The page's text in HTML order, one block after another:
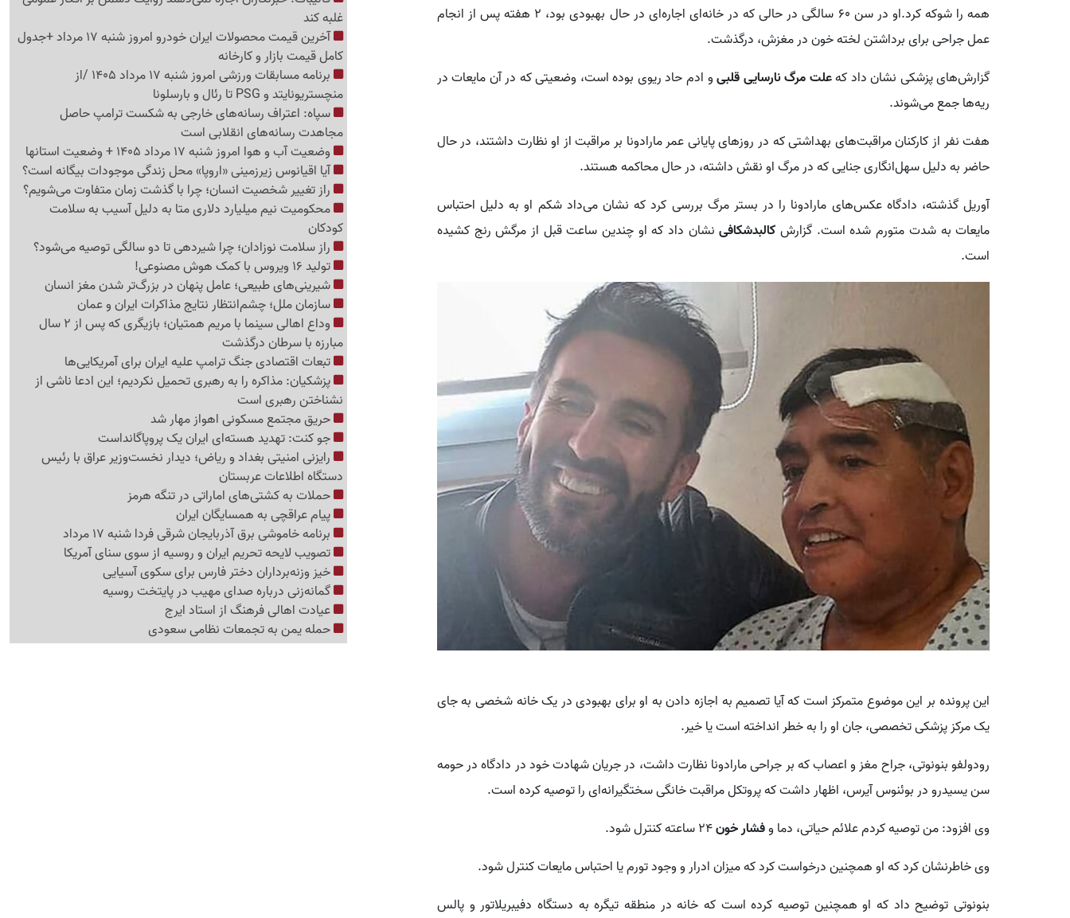
همه را شوکه‌ کرد.او در سن ۶۰ سالگی در حالی که در خانه‌ای اجاره‌ای در حال بهبودی بود، ۲ هفته پس از انجام
عمل جراحی برای برداشتن لخته خون در مغزش، درگذشت.
گزارش‌های پزشکی نشان داد کهعلت مرگ نارسایی قلبیو ادم حاد ریوی بوده است، وضعیتی که در آن مایعات در
ریه‌ها جمع می‌شوند.
هفت نفر از کارکنان مراقبت‌های بهداشتی که در روزهای پایانی عمر مارادونا بر مراقبت از او نظارت داشتند، در حال
حاضر به دلیل سهل‌انگاری جنایی که در مرگ او نقش داشته، در حال محاکمه هستند.
آوریل گذشته، دادگاه عکس‌های مارادونا را در بستر مرگ بررسی کرد که نشان می‌داد شکم او به دلیل احتباس
مایعات به شدت متورم شده است. گزارش کالبدشکافی نشان داد که او چندین ساعت قبل از مرگش رنج کشیده
است.
این پرونده بر این موضوع متمرکز است که آیا تصمیم به اجازه دادن به او برای بهبودی در یک خانه شخصی به جای
یک مرکز پزشکی تخصصی، جان او را به خطر انداخته است یا خیر.
رودولفو بنونوتی، جراح مغز و اعصاب که بر جراحی مارادونا نظارت داشت، در جریان شهادت خود در دادگاه در حومه
سن یسیدرو در بوئنوس آیرس، اظهار داشت که پروتکل مراقبت خانگی سختگیرانه‌ای را توصیه کرده است.
وی افزود: من توصیه کردم علائم حیاتی، دما وفشار خون۲۴ ساعته کنترل شود.
وی خاطرنشان کرد که او همچنین درخواست کرد که میزان ادرار و وجود تورم یا احتباس مایعات کنترل شود.
بنونوتی توضیح داد که او همچنین توصیه کرده است که خانه در منطقه تیگره به دستگاه دفیبریلاتور و پالس
غلبه کند
آخرین قیمت محصولات ایران خودرو امروز شنبه 17 مرداد +جدول
کامل قیمت بازار و کارخانه
برنامه مسابقات ورزشی امروز شنبه 17 مرداد 1405 /از
منچستریونایتد و PSG تا رئال و بارسلونا
سپاه: اعتراف رسانه‌های خارجی به شکست ترامپ حاصل
مجاهدت رسانه‌های انقلابی است
وضعیت آب و هوا امروز شنبه 17 مرداد 1405 + وضعیت استانها
آیا اقیانوس زیرزمینی «اروپا» محل زندگی موجودات بیگانه است؟
راز تغییر شخصیت انسان؛ چرا با گذشت زمان متفاوت می‌شویم؟
محکومیت نیم میلیارد دلاری متا به دلیل آسیب به سلامت
کودکان
راز سلامت نوزادان؛ چرا شیردهی تا دو سالگی توصیه می‌شود؟
تولید 16 ویروس با کمک هوش مصنوعی!
شیرینی‌های طبیعی؛ عامل پنهان در بزرگ‌تر شدن مغز انسان
سازمان ملل؛ چشم‌انتظار نتایج مذاکرات ایران و عمان
وداع اهالی سینما با مریم همتیان؛ بازیگری که پس از 2 سال
مبارزه با سرطان درگذشت
تبعات اقتصادی جنگ ترامپ علیه ایران برای آمریکایی‌ها
پزشکیان: مذاکره را به رهبری تحمیل نکردیم؛ این ادعا ناشی از
نشناختن رهبری است
حریق مجتمع مسکونی اهواز مهار شد
جو کنت: تهدید هسته‌ای ایران یک پروپاگانداست
رایزنی امنیتی بغداد و ریاض؛ دیدار نخست‌وزیر عراق با رئیس
دستگاه اطلاعات عربستان
حملات به کشتی‌های اماراتی در تنگه هرمز
پیام عراقچی به همسایگان ایران
برنامه خاموشی برق آذربایجان شرقی فردا شنبه 17 مرداد
تصویب لایحه تحریم ایران و روسیه از سوی سنای آمریکا
خیز وزنه‌برداران دختر فارس برای سکوی آسیایی
گمانه‌زنی درباره صدای مهیب در پایتخت روسیه
عیادت اهالی فرهنگ از استاد ایرج
حمله یمن به تجمعات نظامی سعودی